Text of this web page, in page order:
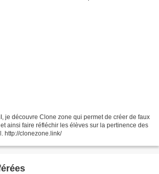
je découvre Clone zone qui permet de créer de faux
ainsi faire réfléchir les élèves sur la pertinence des
http://clonezone.link/